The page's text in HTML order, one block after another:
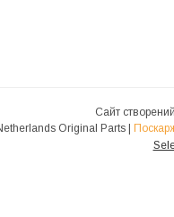
Сайт
Netherlands Original Parts |